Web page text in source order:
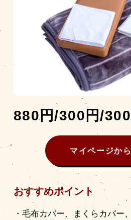
営業時間|お知らせ
880円/300円/300
マイページか
おすすめポイント
・毛布カバー、まくらカバー